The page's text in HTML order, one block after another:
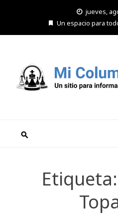
jueves,
Un espacio para
Etiqueta: